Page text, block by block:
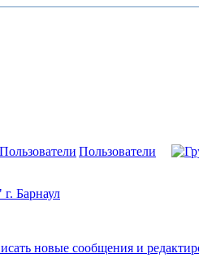
Пользователи
Барнаул